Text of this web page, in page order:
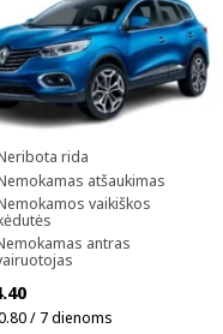
rida
atšaukimas
vaikiškos
antras
/ 7 dienoms